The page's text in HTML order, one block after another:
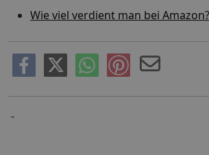
Wie viel verdient man bei Amazon?
-